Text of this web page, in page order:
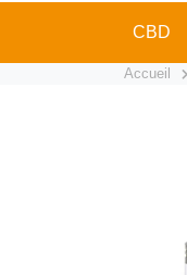
CBD
Accueil